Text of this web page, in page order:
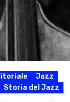
Jazz
Storia del Jazz